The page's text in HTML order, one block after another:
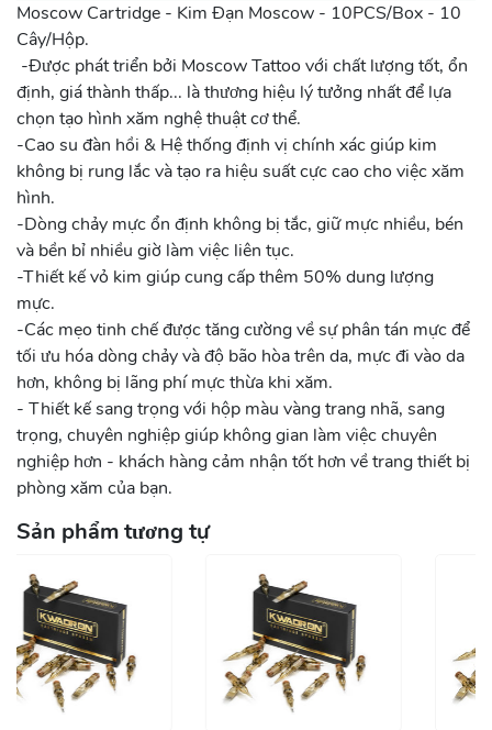
Moscow Cartridge - Kim Đạn Moscow - 10PCS/Box - 10
Cây/Hộp.
-Được phát triển bởi Moscow Tattoo với chất lượng tốt, ổn
định, giá thành thấp... là thương hiệu lý tưởng nhất để lựa
chọn tạo hình xăm nghệ thuật cơ thể.
-Cao su đàn hồi & Hệ thống định vị chính xác giúp kim
không bị rung lắc và tạo ra hiệu suất cực cao cho việc xăm
hình.
-Dòng chảy mực ổn định không bị tắc, giữ mực nhiều, bén
và bền bỉ nhiều giờ làm việc liên tục.
-Thiết kế vỏ kim giúp cung cấp thêm 50% dung lượng
mực.
-Các mẹo tinh chế được tăng cường về sự phân tán mực để
tối ưu hóa dòng chảy và độ bão hòa trên da, mực đi vào da
hơn, không bị lãng phí mực thừa khi xăm.
- Thiết kế sang trọng với hộp màu vàng trang nhã, sang
trọng, chuyên nghiệp giúp không gian làm việc chuyên
nghiệp hơn - khách hàng cảm nhận tốt hơn về trang thiết bị
phòng xăm của bạn.
Sản phẩm tương tự